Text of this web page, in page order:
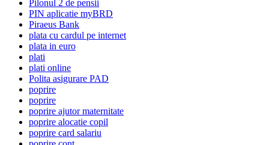
Pilonul 2 de pensii
PIN aplicatie myBRD
Piraeus Bank
plata cu cardul pe internet
plata in euro
plati
plati online
Polita asigurare PAD
poprire
poprire
poprire ajutor maternitate
poprire alocatie copil
poprire card salariu